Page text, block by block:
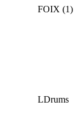
FOIX (1)
LDrums